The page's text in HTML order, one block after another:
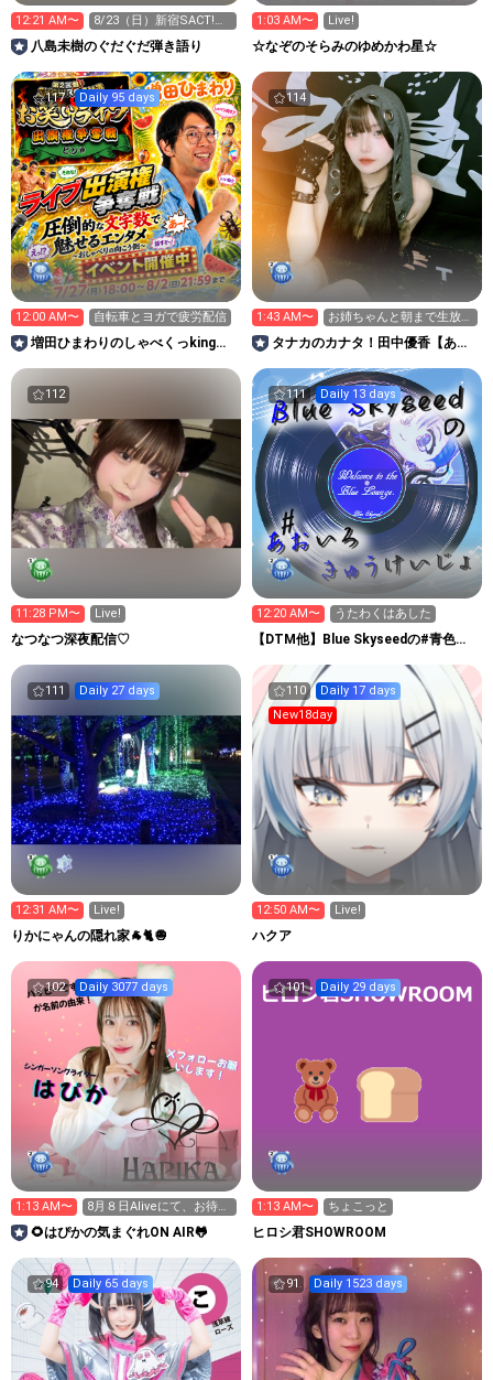
12:21 AM〜
8/23（日）新宿SACT!来
てください！
八島未樹のぐだぐだ弾き語り
1:03 AM〜 Live!
☆なぞのそらみのゆめかわ星☆
117 Daily 95 days
12:00 AM〜 自転車とヨガで疲労配信
増田ひまわりのしゃべくっking〜
114
1:43 AM〜
お姉ちゃんと朝まで生放送
しかけた
タナカのカナタ！田中優香【あい
112
11:28 PM〜 Live!
なつなつ深夜配信♡
111 Daily 13 days
12:20 AM〜 うたわくはあした
【DTM他】Blue Skyseedの#青色休
111 Daily 27 days
12:31 AM〜 Live!
りかにゃんの隠れ家🐐🐈🧅
110
Daily 17 days
New18day
12:50 AM〜 Live!
ハクア
102 Daily 3077 days
1:13 AM〜
8月８日Aliveにて、お待ち
してます
🌻はぴかの気まぐれON AIR🐸
101 Daily 29 days
1:13 AM〜 ちょこっと
ヒロシ君SHOWROOM
94 Daily 65 days 91 Daily 1523 days